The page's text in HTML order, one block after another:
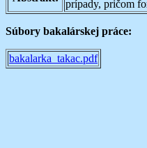
prípady, pričom
Súbory bakalárskej práce:
bakalarka_takac.pdf